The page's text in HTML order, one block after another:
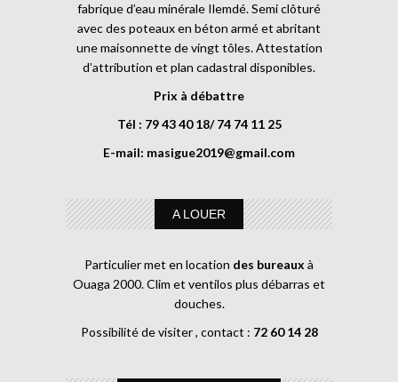
fabrique d’eau minérale Ilemdé. Semi clôturé
avec des poteaux en béton armé et abritant
une maisonnette de vingt tôles. Attestation
d’attribution et plan cadastral disponibles.
Prix à débattre
Tél : 79 43 40 18/ 74 74 11 25
E-mail: masigue2019@gmail.com
A LOUER
Particulier met en location des bureaux à
Ouaga 2000. Clim et ventilos plus débarras et
douches.
Possibilité de visiter , contact : 72 60 14 28